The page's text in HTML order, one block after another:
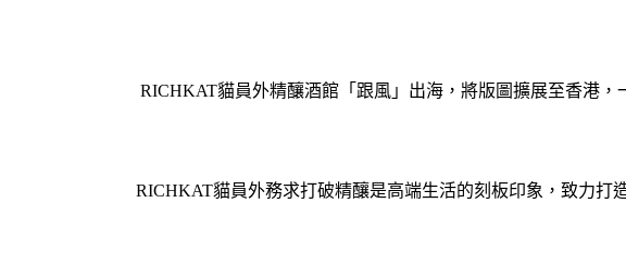
RICHKAT貓員外精釀酒館「跟風」出海，將版圖擴展至香港
RICHKAT貓員外務求打破精釀是高端生活的刻板印象，致力打